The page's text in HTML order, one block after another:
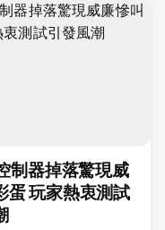
制器掉落驚現威
蛋 玩家熱衷測試